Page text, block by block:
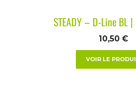
STEADY – D-Line BL
10,50 €
VOIR LE